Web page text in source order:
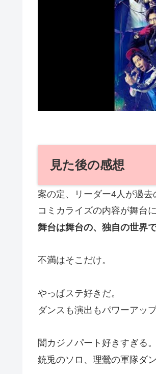
見た後の感想
案の定、リーダー4人が過去
コミカライズの内容が舞台
舞台は舞台の、独自の世界
不満はそこだけ。
やっぱステ好きだ。
ダンスも演出もパワーアッ
闇カジノパート好きすぎる。
銃兎のソロ、理鶯の軍隊ダ